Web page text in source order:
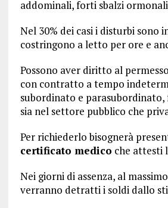
addominali, forti sbalzi
Nel 30% dei casi i disturbi sono
costringono a letto per ore e
Possono aver diritto al
con contratto a tempo
subordinato e
sia nel settore pubblico che
Per richiederlo bisognerà
certificato medico che attesti
Nei giorni di assenza, al
verranno detratti i soldi dallo